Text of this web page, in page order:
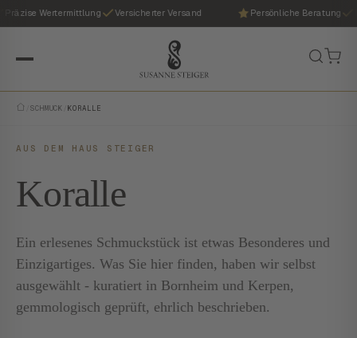
Wertermittlung Versicherter Versand Persönliche Beratung
SCHMUCK /KORALLE
AUS DEM HAUS STEIGER
Koralle
Ein erlesenes Schmuckstück ist etwas Besonderes und
Einzigartiges. Was Sie hier finden, haben wir selbst
ausgewählt - kuratiert in Bornheim und Kerpen,
gemmologisch geprüft, ehrlich beschrieben.